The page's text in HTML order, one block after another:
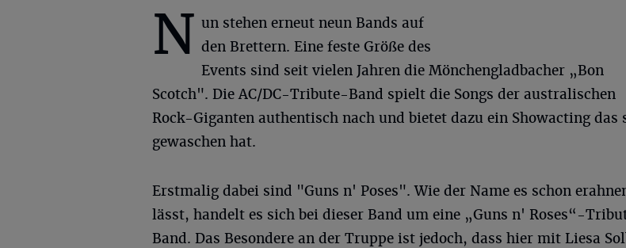
N un stehen erneut neun Bands auf
den Brettern. Eine feste Größe des
Events sind seit vielen Jahren die Mönchengladbacher „Bon
Scotch". Die AC/DC-Tribute-Band spielt die Songs der australischen
Rock-Giganten authentisch nach und bietet dazu ein Showacting das
gewaschen hat.
Erstmalig dabei sind "Guns n' Poses". Wie der Name es schon
lässt, handelt es sich bei dieser Band um eine „Guns n' Roses“-
Band. Das Besondere an der Truppe ist jedoch, dass hier mit Liesa